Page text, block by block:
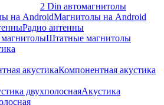
2 Din автомагнитолы
Магнитолы на Android
Радио антенны
Штатные магнитолы
Компонентная акустика
Акустика